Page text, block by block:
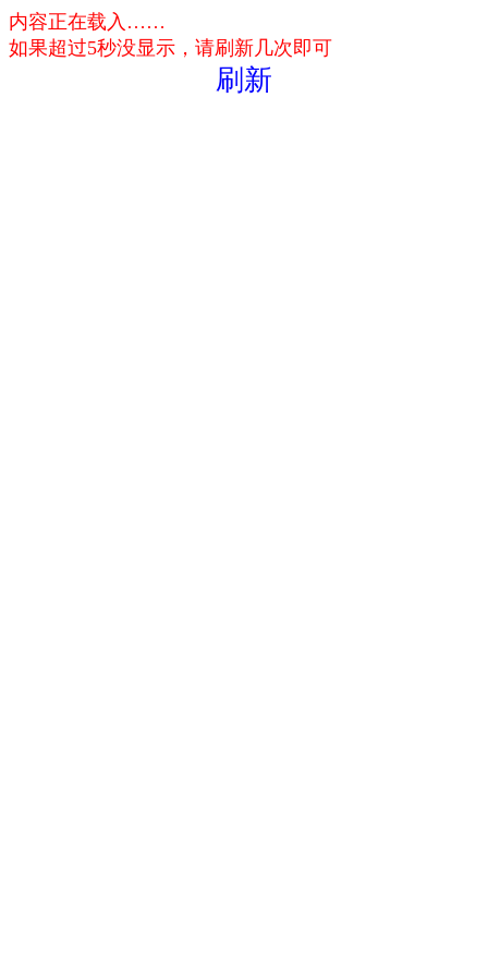
内容正在载入……
如果超过5秒没显示，请刷新几次即可
刷新